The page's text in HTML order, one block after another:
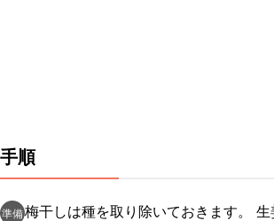
手順
準備梅干しは種を取り除いておきます。